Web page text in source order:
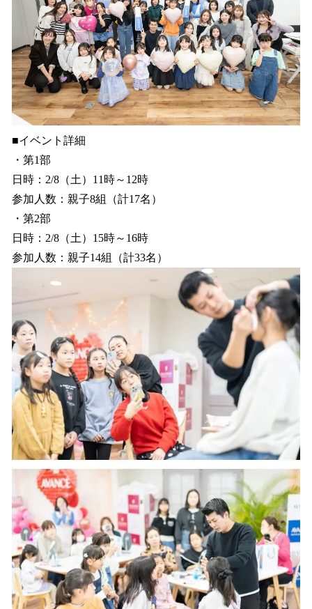
■イベント詳細
・第1部
日時：2/8（土）11時～12時
参加人数：親子8組（計17名）
・第2部
日時：2/8（土）15時～16時
参加人数：親子14組（計33名）